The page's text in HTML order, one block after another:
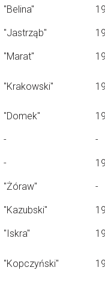
"Belina"
"Jastrząb"
"Marat"
"Krakowski"
"Domek"
- -
-
"Żóraw" -
"Kazubski"
"Iskra"
"Kopczyński"